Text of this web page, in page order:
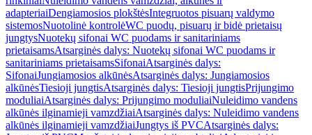
adapteriaiDengiamosios plokštėsIntegruotos pisuarų valdymo
sistemosNuotolinė kontrolėWC puodų, pisuarų ir bidė prietaisų
jungtysNuotekų sifonai WC puodams ir sanitariniams
prietaisamsAtsarginės dalys: Nuotekų sifonai WC puodams ir
sanitariniams prietaisamsSifonaiAtsarginės dalys:
SifonaiJungiamosios alkūnėsAtsarginės dalys: Jungiamosios
alkūnėsTiesioji jungtisAtsarginės dalys: Tiesioji jungtisPrijungimo
moduliaiAtsarginės dalys: Prijungimo moduliaiNuleidimo vandens
alkūnės ilginamieji vamzdžiaiAtsarginės dalys: Nuleidimo vandens
alkūnės ilginamieji vamzdžiaiJungtys iš PVCAtsarginės dalys: